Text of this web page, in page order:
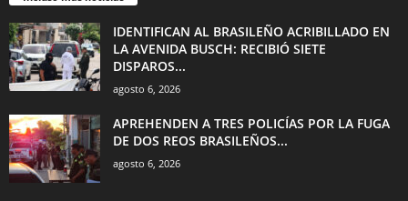
IDENTIFICAN AL BRASILEÑO ACRIBILLADO EN
LA AVENIDA BUSCH: RECIBIÓ SIETE
DISPAROS...
agosto 6, 2026
APREHENDEN A TRES POLICÍAS POR LA FUGA
DE DOS REOS BRASILEÑOS...
agosto 6, 2026